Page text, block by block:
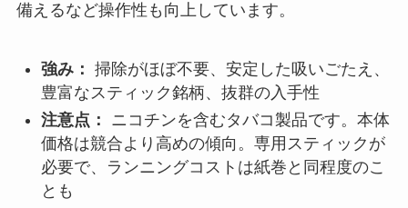
備えるなど操作性も向上しています。
強み： 掃除がほぼ不要、安定した吸いごたえ、
豊富なスティック銘柄、抜群の入手性
注意点：
ニコチンを含むタバコ製品です。本体
価格は競合より高めの傾向。専用スティックが
必要で、ランニングコストは紙巻と同程度のこ
とも